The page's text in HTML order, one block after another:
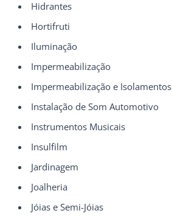
Hidrantes
Hortifruti
Iluminação
Impermeabilização
Impermeabilização e Isolamentos
Instalação de Som Automotivo
Instrumentos Musicais
Insulfilm
Jardinagem
Joalheria
Jóias e Semi-Jóias